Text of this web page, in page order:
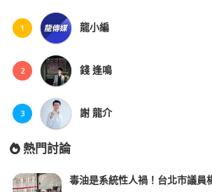
1 龍小編
2 錢 逢鳴
3 謝 龍介
熱門討論
毒油是系統性人禍！台北市議員